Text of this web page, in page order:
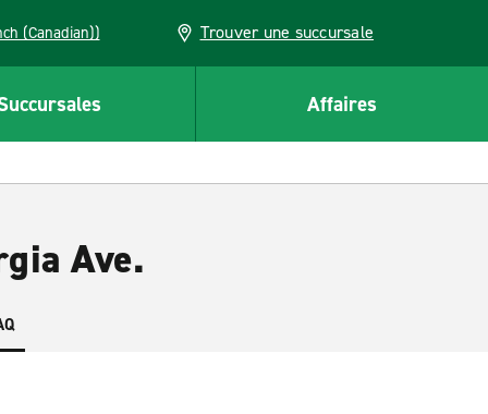
(Canadian)) Trouver une succursale
Affaires
Ave.